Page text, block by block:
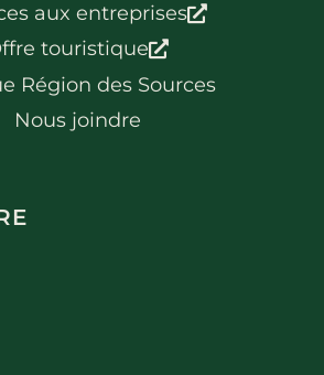
aux entreprises
touristique
Région des Sources
Nous joindre